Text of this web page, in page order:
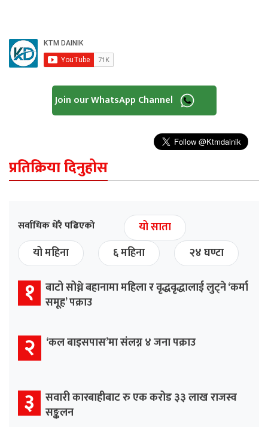
Join our WhatsApp Channel
प्रतिक्रिया दिनुहोस
सर्वाधिक धेरै पढिएको
यो साता
यो महिना
६ महिना २४ घण्टा
१ बाटो सोध्ने बहानामा महिला र वृद्धवृद्धालाई लुट्ने ‘कर्मा
समूह’ पक्राउ
२ ‘कल बाइसपास’मा संलग्न ४ जना पक्राउ
३ सवारी कारबाहीबाट रु एक करोड ३३ लाख राजस्व
सङ्कलन